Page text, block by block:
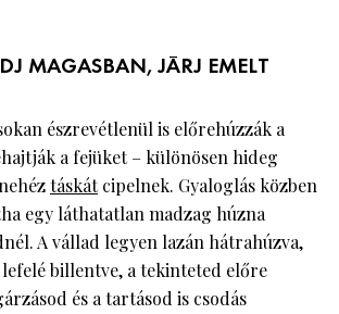
MAGASBAN, JÁRJ EMELT
észrevétlenül is előrehúzzák a
a fejüket – különösen hideg
táskátcipelnek. Gyaloglás közben
egy láthatatlan madzag húzna
A vállad legyen lazán hátrahúzva,
billentve, a tekinteted előre
és a tartásod is csodás